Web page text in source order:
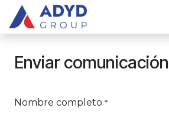
Skip to Content
Enviar comunicación
Nombre completo *